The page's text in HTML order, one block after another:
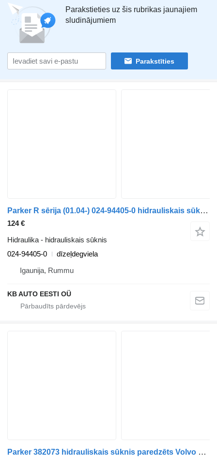
Parakstieties uz šis rubrikas jaunajiem
sludinājumiem
Parakstīties
Parker R sērija (01.04-) 024-94405-0 hidrauliskais sūknis paredzēts Scania P,G,R,T-series (2004-2017) kravas automašīnas
124 €
Hidraulika - hidrauliskais sūknis
024-94405-0
dīzeļdegviela
Igaunija, Rummu
KB AUTO EESTI OÜ
Parker 382073 hidrauliskais sūknis paredzēts Volvo FM7-FM12, FM, FMX (1998-2014) kravas automašīnas